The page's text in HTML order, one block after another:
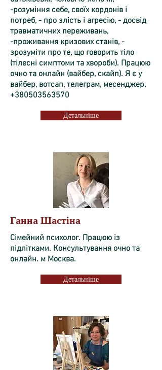
-розуміння себе, своїх кордонів і
потреб, - про злість і агресію, - досвід
травматичних переживань,
-проживання кризових станів, -
зрозуміти про те, що говорить тіло
(тілесні симптоми та хвороби). Працюю
очно та онлайн (вайбер, скайп). Я є у
вайбер, вотсап, телеграм, месенджер.
+380503563570
Детальніше
Ганна Шастіна
Сімейний психолог. Працюю із
підлітками. Консультування очно та
онлайн. м Москва.
Детальніше